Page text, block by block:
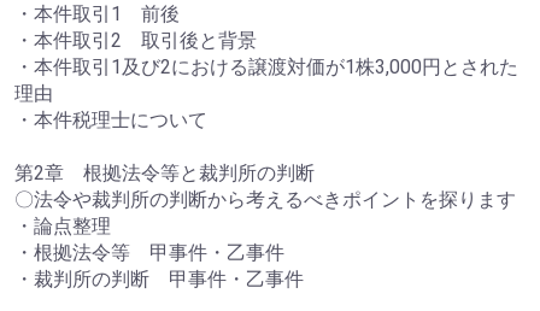
・本件取引1 前後
・本件取引2 取引後と背景
・本件取引1及び2における譲渡対価が1株3,000円とされた
理由
・本件税理士について
第2章 根拠法令等と裁判所の判断
〇法令や裁判所の判断から考えるべきポイントを探ります
・論点整理
・根拠法令等 甲事件・乙事件
・裁判所の判断 甲事件・乙事件